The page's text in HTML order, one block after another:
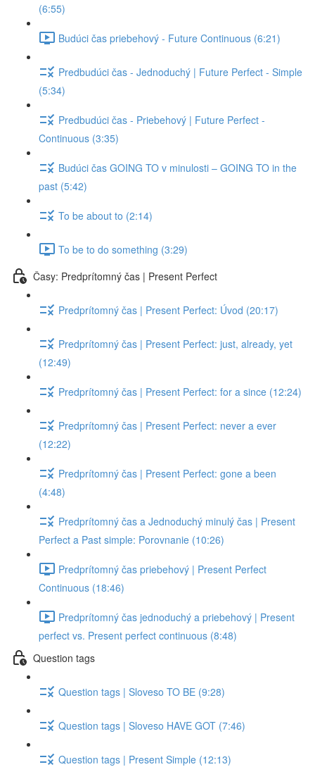
(6:55)
Budúci čas priebehový - Future Continuous (6:21)
Predbudúci čas - Jednoduchý | Future Perfect - Simple
(5:34)
Predbudúci čas - Priebehový | Future Perfect -
Continuous (3:35)
Budúci čas GOING TO v minulosti – GOING TO in the
past (5:42)
To be about to (2:14)
To be to do something (3:29)
Časy: Predprítomný čas | Present Perfect
Predprítomný čas | Present Perfect: Úvod (20:17)
Predprítomný čas | Present Perfect: just, already, yet
(12:49)
Predprítomný čas | Present Perfect: for a since (12:24)
Predprítomný čas | Present Perfect: never a ever
(12:22)
Predprítomný čas | Present Perfect: gone a been
(4:48)
Predprítomný čas a Jednoduchý minulý čas | Present
Perfect a Past simple: Porovnanie (10:26)
Predprítomný čas priebehový | Present Perfect
Continuous (18:46)
Predprítomný čas jednoduchý a priebehový | Present
perfect vs. Present perfect continuous (8:48)
Question tags
Question tags | Sloveso TO BE (9:28)
Question tags | Sloveso HAVE GOT (7:46)
Question tags | Present Simple (12:13)